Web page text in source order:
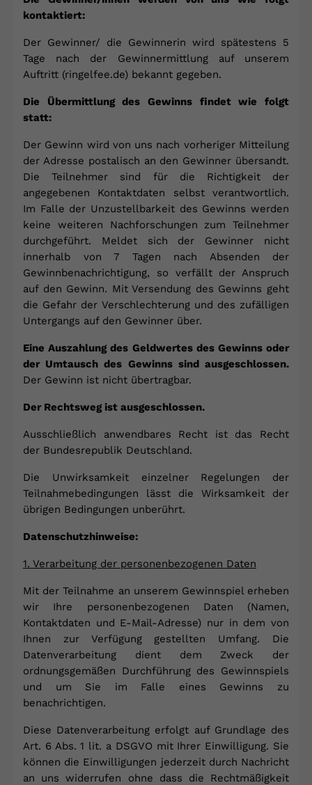
kontaktiert:
Der Gewinner/ die Gewinnerin wird spätestens 5
Tage nach der Gewinnermittlung auf unserem
Auftritt (ringelfee.de) bekannt gegeben.
Die Übermittlung des Gewinns findet wie folgt
statt:
Der Gewinn wird von uns nach vorheriger Mitteilung
der Adresse postalisch an den Gewinner übersandt.
Die Teilnehmer sind für die Richtigkeit der
angegebenen Kontaktdaten selbst verantwortlich.
Im Falle der Unzustellbarkeit des Gewinns werden
keine weiteren Nachforschungen zum Teilnehmer
durchgeführt. Meldet sich der Gewinner nicht
innerhalb von 7 Tagen nach Absenden der
Gewinnbenachrichtigung, so verfällt der Anspruch
auf den Gewinn. Mit Versendung des Gewinns geht
die Gefahr der Verschlechterung und des zufälligen
Untergangs auf den Gewinner über.
Eine Auszahlung des Geldwertes des Gewinns oder
der Umtausch des Gewinns sind ausgeschlossen.
Der Gewinn ist nicht übertragbar.
Der Rechtsweg ist ausgeschlossen.
Ausschließlich anwendbares Recht ist das Recht
der Bundesrepublik Deutschland.
Die Unwirksamkeit einzelner Regelungen der
Teilnahmebedingungen lässt die Wirksamkeit der
übrigen Bedingungen unberührt.
Datenschutzhinweise:
1. Verarbeitung der personenbezogenen Daten
Mit der Teilnahme an unserem Gewinnspiel erheben
wir Ihre personenbezogenen Daten (Namen,
Kontaktdaten und E-Mail-Adresse) nur in dem von
Ihnen zur Verfügung gestellten Umfang. Die
Datenverarbeitung dient dem Zweck der
ordnungsgemäßen Durchführung des Gewinnspiels
und um Sie im Falle eines Gewinns zu
benachrichtigen.
Diese Datenverarbeitung erfolgt auf Grundlage des
Art. 6 Abs. 1 lit. a DSGVO mit Ihrer Einwilligung. Sie
können die Einwilligungen jederzeit durch Nachricht
an uns widerrufen ohne dass die Rechtmäßigkeit